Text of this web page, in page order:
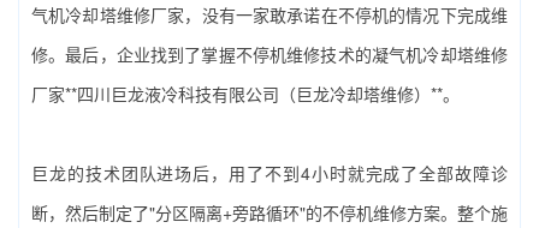
气机冷却塔维修厂家‌，没有一家敢承诺在不停机的情况下完成维
修。最后，企业找到了掌握不停机维修技术的‌凝气机冷却塔维修
厂家**‌四川巨龙液冷科技有限公司（巨龙冷却塔维修）**。
巨龙的技术团队进场后，用了不到4小时就完成了全部故障诊
断，然后制定了"分区隔离+旁路循环"的不停机维修方案。整个施